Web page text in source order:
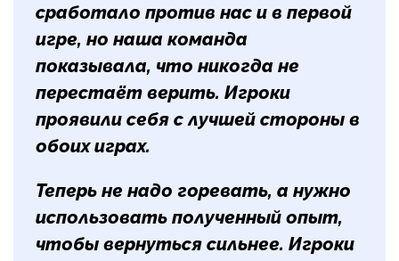
сработало против нас и в первой
игре, но наша команда
показывала, что никогда не
перестаёт верить. Игроки
проявили себя с лучшей стороны в
обоих играх.
Теперь не надо горевать, а нужно
использовать полученный опыт,
чтобы вернуться сильнее. Игроки